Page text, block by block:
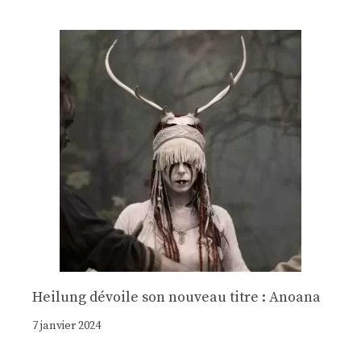
Heilung dévoile son nouveau titre : Anoana
7 janvier 2024